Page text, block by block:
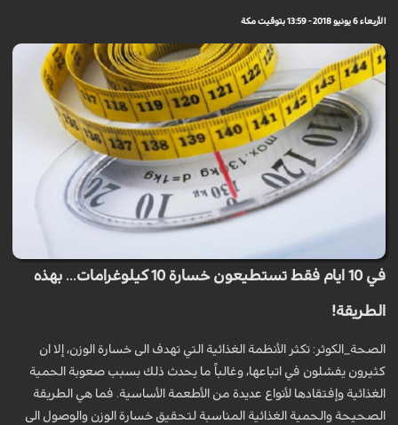
الأربعاء 6 يونيو 2018 - 13:59 بتوقيت مكة
في 10 ايام فقط تستطيعون خسارة 10 كيلوغرامات... بهذه
الطريقة!
الصحة_الكوثر: تكثر الأنظمة الغذائية التي تهدف الى خسارة الوزن، إلا ان
كثيرون يفشلون في اتباعها، وغالباً ما يحدث ذلك بسبب صعوبة الحمية
الغذائية وإفتقادها لأنواع عديدة من الأطعمة الأساسية. فما هي الطريقة
الصحيحة والحمية الغذائية المناسبة لتحقيق خسارة الوزن والوصول الى